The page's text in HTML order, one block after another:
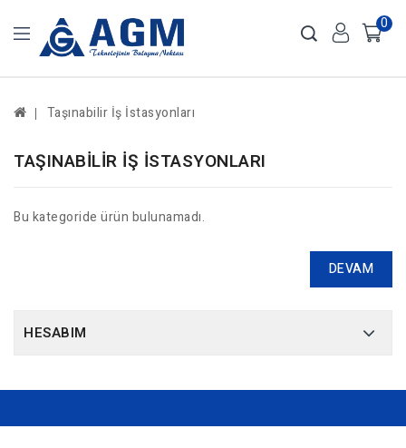
0
Taşınabilir İş İstasyonları
TAŞINABILIR İŞ İSTASYONLARI
Bu kategoride ürün bulunamadı.
DEVAM
HESABIM